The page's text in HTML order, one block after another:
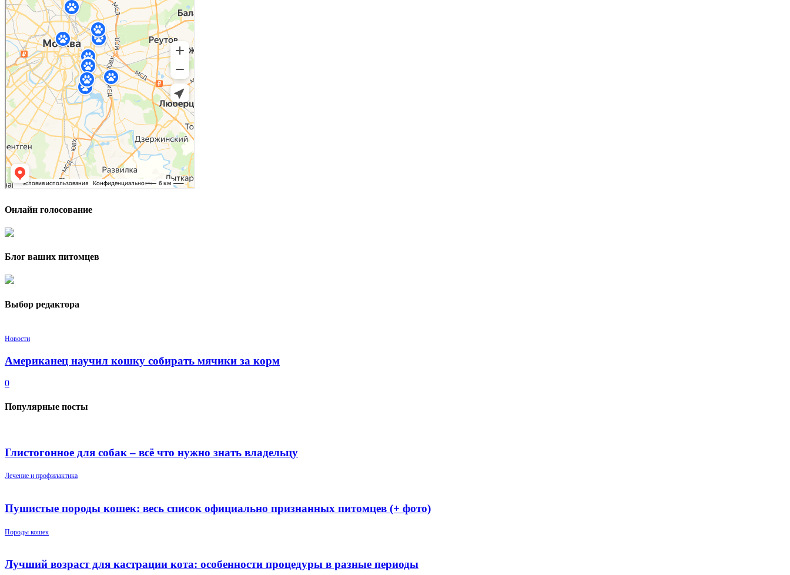
Онлайн голосование
Блог ваших питомцев
Выбор редактора
Новости
Американец научил кошку собирать мячики за корм
0
Популярные посты
Глистогонное для собак – всё что нужно знать владельцу
Лечение и профилактика
Пушистые породы кошек: весь список официально признанных питомцев (+ фото)
Породы кошек
Лучший возраст для кастрации кота: особенности процедуры в разные периоды